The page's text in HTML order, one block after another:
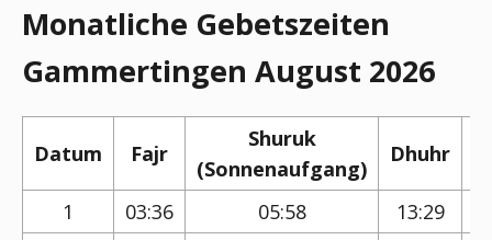
Monatliche Gebetszeiten
Gammertingen August 2026
Datum Fajr
Shuruk
(Sonnenaufgang)
Dhuhr
1
03:36 05:58 13:29